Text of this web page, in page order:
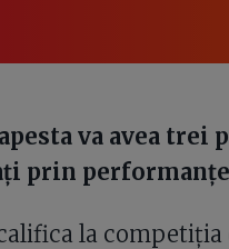
va avea trei
prin
la competiția